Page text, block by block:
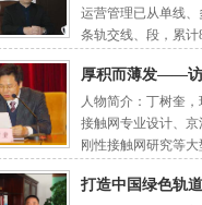
运营管理已从单线
条轨交线、段，累
厚积而薄发――访
人物简介：丁树奎
接触网专业设计、
刚性接触网研究等
打造中国绿色轨